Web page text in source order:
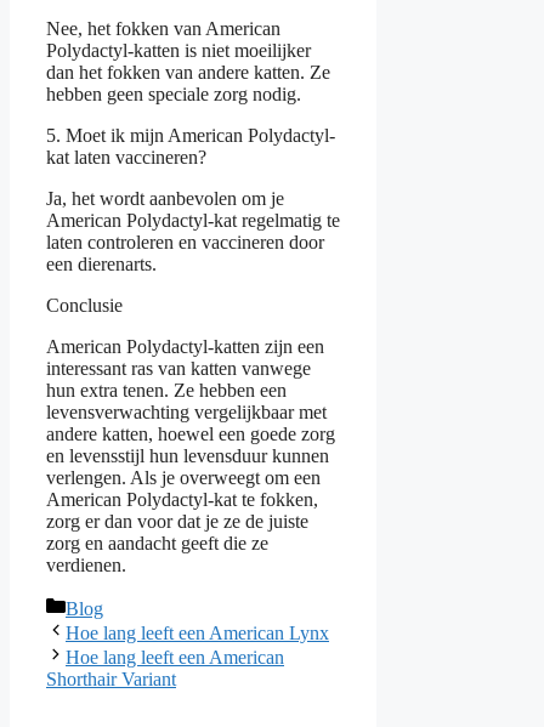
Nee, het fokken van American
Polydactyl-katten is niet moeilijker
dan het fokken van andere katten. Ze
hebben geen speciale zorg nodig.
5. Moet ik mijn American Polydactyl-
kat laten vaccineren?
Ja, het wordt aanbevolen om je
American Polydactyl-kat regelmatig te
laten controleren en vaccineren door
een dierenarts.
Conclusie
American Polydactyl-katten zijn een
interessant ras van katten vanwege
hun extra tenen. Ze hebben een
levensverwachting vergelijkbaar met
andere katten, hoewel een goede zorg
en levensstijl hun levensduur kunnen
verlengen. Als je overweegt om een
American Polydactyl-kat te fokken,
zorg er dan voor dat je ze de juiste
zorg en aandacht geeft die ze
verdienen.
Categories
Blog
Hoe lang leeft een American Lynx
Hoe lang leeft een American
Shorthair Variant